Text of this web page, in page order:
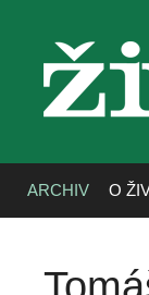
ARCHIV O